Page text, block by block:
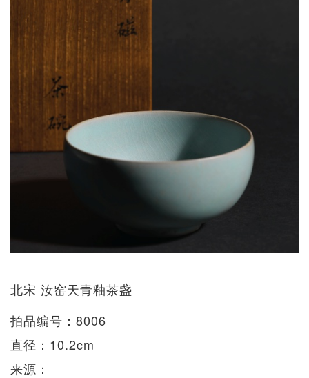
北宋 汝窑天青釉茶盏
拍品编号：8006
直径：10.2cm
来源：